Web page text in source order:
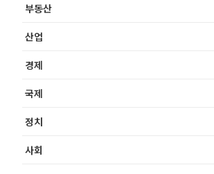
부동산
산업
경제
국제
정치
사회